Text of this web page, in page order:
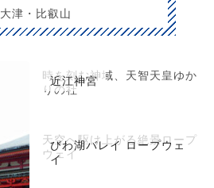
大津・比叡山
近江神宮
時を刻む神域、天智天皇ゆか
りの社
びわ湖バレイ ロープウェ
イ
天空へ駆け上がる絶景ロープ
ウェイ